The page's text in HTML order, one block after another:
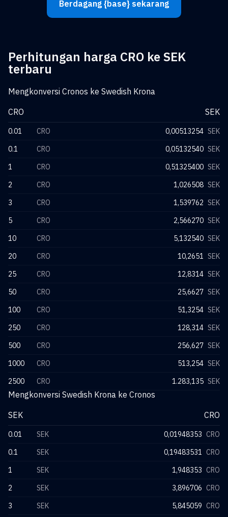
Berdagang {base} sekarang
Perhitungan harga CRO ke SEK
terbaru
Mengkonversi Cronos ke Swedish Krona
CRO
SEK
0.01 CRO 0,00513254 SEK
0.1
CRO 0,05132540 SEK
1
CRO 0,51325400 SEK
2
CRO 1,026508 SEK
3
CRO 1,539762 SEK
5
CRO 2,566270 SEK
10
CRO 5,132540 SEK
20
CRO 10,2651 SEK
25
CRO 12,8314 SEK
50
CRO 25,6627 SEK
100
CRO 51,3254 SEK
250
CRO 128,314 SEK
500
CRO 256,627 SEK
1000
CRO 513,254 SEK
2500
CRO 1.283,135 SEK
Mengkonversi Swedish Krona ke Cronos
SEK
CRO
0.01 SEK 0,01948353 CRO
0.1
SEK 0,19483531 CRO
1
SEK 1,948353 CRO
2
SEK 3,896706 CRO
3
SEK 5,845059 CRO